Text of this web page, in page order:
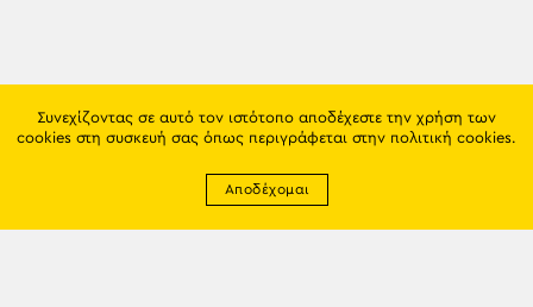
Συνεχίζοντας σε αυτό τον ιστότοπο αποδέχεστε την χρήση των
cookies στη συσκευή σας όπως περιγράφεται στην πολιτική cookies.
Αποδέχομαι